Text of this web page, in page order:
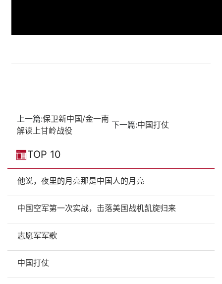
上一篇:保卫新中国/金一南
解读上甘岭战役
下一篇:中国打仗
TOP 10
他说，夜里的月亮那是中国人的月亮
中国空军第一次实战，击落美国战机凯旋归来
志愿军军歌
中国打仗